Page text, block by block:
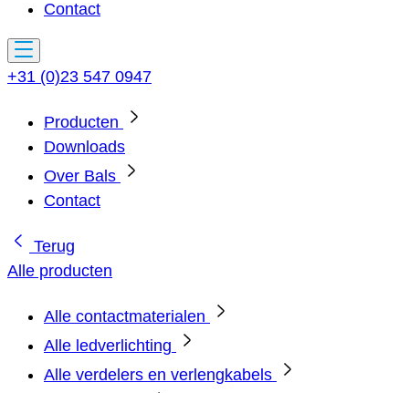
Contact
+31 (0)23 547 0947
Producten
Downloads
Over Bals
Contact
Terug
Alle producten
Alle contactmaterialen
Alle ledverlichting
Alle verdelers en verlengkabels